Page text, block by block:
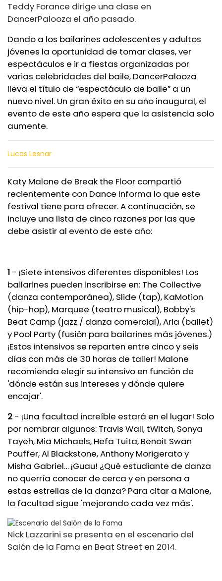
Teddy Forance dirige una clase en
DancerPalooza el año pasado.
Dando a los bailarines adolescentes y adultos
jóvenes la oportunidad de tomar clases, ver
espectáculos e ir a fiestas organizadas por
varias celebridades del baile, DancerPalooza
lleva el título de “espectáculo de baile” a un
nuevo nivel. Un gran éxito en su año inaugural, el
evento de este año espera que la asistencia solo
aumente.
Lucas Lesnar
Katy Malone de Break the Floor compartió
recientemente con Dance Informa lo que este
festival tiene para ofrecer. A continuación, se
incluye una lista de cinco razones por las que
debe asistir al evento de este año:
1 - ¡Siete intensivos diferentes disponibles! Los
bailarines pueden inscribirse en: The Collective
(danza contemporánea), Slide (tap), KaMotion
(hip-hop), Marquee (teatro musical), Bobby's
Beat Camp (jazz / danza comercial), Aria (ballet)
y Pool Party (fusión para bailarines más jóvenes.)
¡Estos intensivos se reparten entre cinco y seis
días con más de 30 horas de taller! Malone
recomienda elegir su intensivo en función de
'dónde están sus intereses y dónde quiere
encajar'.
2 - ¡Una facultad increíble estará en el lugar! Solo
por nombrar algunos: Travis Wall, tWitch, Sonya
Tayeh, Mia Michaels, Hefa Tuita, Benoit Swan
Pouffer, Al Blackstone, Anthony Morigerato y
Misha Gabriel… ¡Guau! ¿Qué estudiante de danza
no querría conocer de cerca y en persona a
estas estrellas de la danza? Para citar a Malone,
la facultad sigue 'mejorando cada vez más'.
Nick Lazzarini se presenta en el escenario del
Salón de la Fama en Beat Street en 2014.